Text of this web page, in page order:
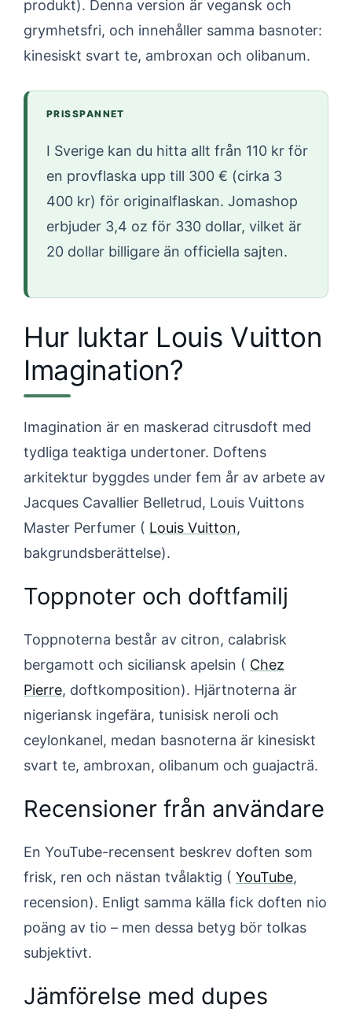
produkt). Denna version är vegansk och
grymhetsfri, och innehåller samma basnoter:
kinesiskt svart te, ambroxan och olibanum.
PRISSPANNET
I Sverige kan du hitta allt från 110 kr för
en provflaska upp till 300 € (cirka 3
400 kr) för originalflaskan. Jomashop
erbjuder 3,4 oz för 330 dollar, vilket är
20 dollar billigare än officiella sajten.
Hur luktar Louis Vuitton
Imagination?
Imagination är en maskerad citrusdoft med
tydliga teaktiga undertoner. Doftens
arkitektur byggdes under fem år av arbete av
Jacques Cavallier Belletrud, Louis Vuittons
Master Perfumer ( Louis Vuitton,
bakgrundsberättelse).
Toppnoter och doftfamilj
Toppnoterna består av citron, calabrisk
bergamott och siciliansk apelsin ( Chez
Pierre, doftkomposition). Hjärtnoterna är
nigeriansk ingefära, tunisisk neroli och
ceylonkanel, medan basnoterna är kinesiskt
svart te, ambroxan, olibanum och guajacträ.
Recensioner från användare
En YouTube-recensent beskrev doften som
frisk, ren och nästan tvålaktig ( YouTube,
recension). Enligt samma källa fick doften nio
poäng av tio – men dessa betyg bör tolkas
subjektivt.
Jämförelse med dupes